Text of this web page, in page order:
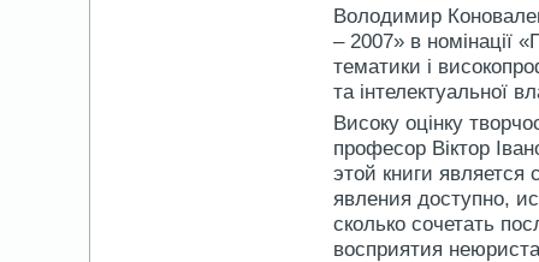
Володимир
– 2007» в номінації
тематики і
та інтелектуальної
Високу оцінку
професор Віктор
этой книги
явления доступно,
сколько сочетать
восприятия